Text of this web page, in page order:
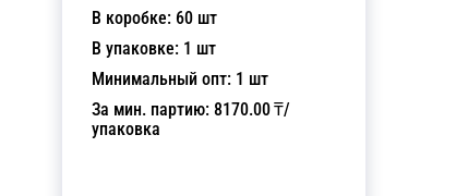
В коробке: 60 шт
В упаковке: 1 шт
Минимальный опт: 1 шт
За мин. партию: 8170.00₸/
упаковка